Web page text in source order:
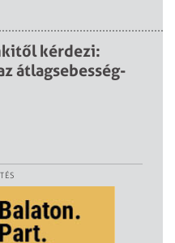
kérdezi:
átlagsebesség-